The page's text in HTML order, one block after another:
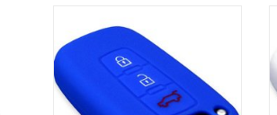
sleutelhoesje / beschermhoesje
autosleutel
TOEVOEGEN AAN WINKELWAGEN